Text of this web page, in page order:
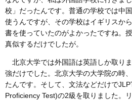
校」だったんです。普通の学校では中
使うんですが、その学校はイギリスか
書を使っていたのがよかったですね。
真似するだけでしたが。
北京大学では外国語は英語しか取り
強だけでした。北京大学の大学院の時
たんです。そして、文法などだけで
Proficiency Test)の2級を取りました。